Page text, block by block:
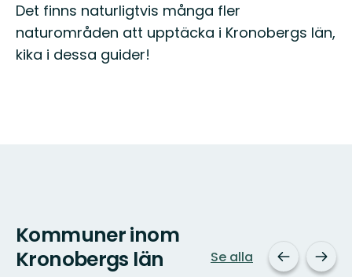
Det finns naturligtvis många fler
naturområden att upptäcka i Kronobergs län,
kika i dessa guider!
Kommuner inom
Kronobergs län
Se alla